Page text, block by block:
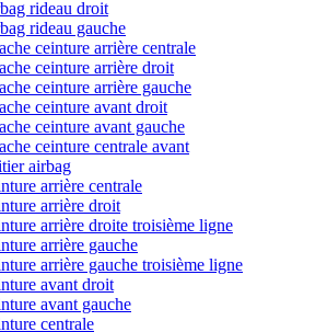
rideau droit
rideau gauche
ceinture arrière centrale
ceinture arrière droit
ceinture arrière gauche
ceinture avant droit
ceinture avant gauche
ceinture centrale avant
airbag
arrière centrale
arrière droit
arrière droite troisième ligne
arrière gauche
arrière gauche troisième ligne
avant droit
avant gauche
centrale